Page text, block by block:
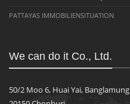
PATTAYAS IMMOBILIENSITUATION
We can do it Co., Ltd.
50/2 Moo 6, Huai Yai, Banglamung